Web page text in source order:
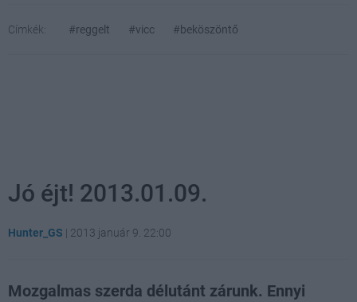
Címkék: #reggelt #vicc #beköszöntő
Jó éjt! 2013.01.09.
Hunter_GS | 2013 január 9. 22:00
Mozgalmas szerda délutánt zárunk. Ennyi